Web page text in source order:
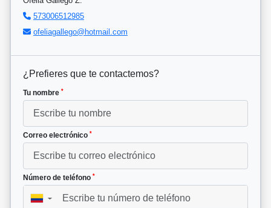
573006512985
ofeliagallego@hotmail.com
¿Prefieres que te contactemos?
Tu nombre *
Correo electrónico *
Número de teléfono *
▼